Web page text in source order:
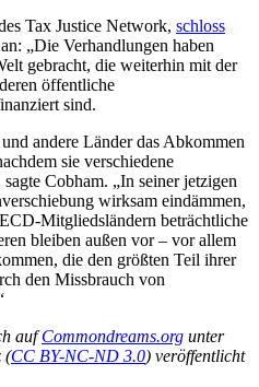
Tax Justice Network, schloss
„Die Verhandlungen haben
gebracht, die weiterhin mit der
öffentliche
sind.
andere Länder das Abkommen
sie verschiedene
Cobham. „In seiner jetzigen
wirksam eindämmen,
Mitgliedsländern beträchtliche
bleiben außen vor – vor allem
die den größten Teil ihrer
den Missbrauch von
aufCommondreams.org unter
(CC BY-NC-ND 3.0) veröffentlicht